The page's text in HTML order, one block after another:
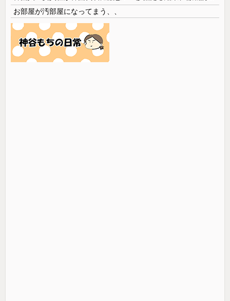
お部屋が汚部屋になってまう、、